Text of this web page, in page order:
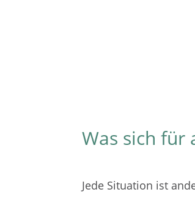
Was sich für
Jede Situation ist